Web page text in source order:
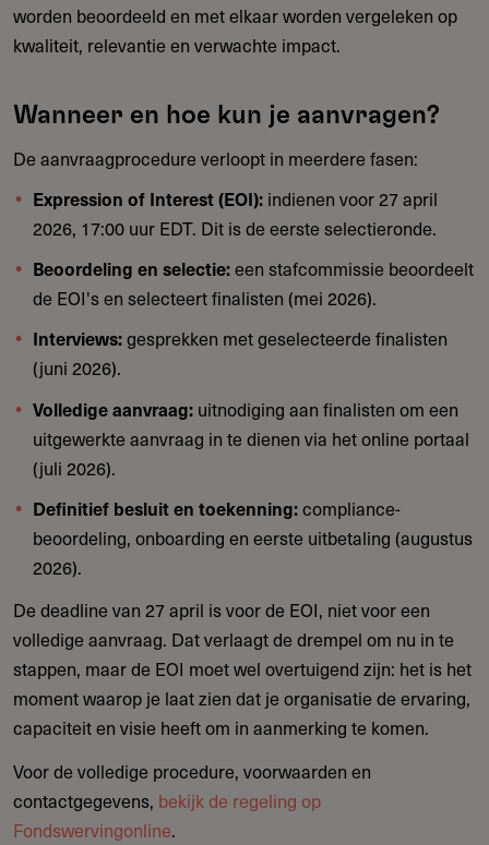
worden beoordeeld en met elkaar worden vergeleken op
kwaliteit, relevantie en verwachte impact.
Wanneer en hoe kun je aanvragen?
De aanvraagprocedure verloopt in meerdere fasen:
Expression of Interest (EOI):indienen voor 27 april
2026, 17:00 uur EDT. Dit is de eerste selectieronde.
Beoordeling en selectie:een stafcommissie beoordeelt
de EOI's en selecteert finalisten (mei 2026).
Interviews:gesprekken met geselecteerde finalisten
(juni 2026).
Volledige aanvraag:uitnodiging aan finalisten om een
uitgewerkte aanvraag in te dienen via het online portaal
(juli 2026).
Definitief besluit en toekenning:compliance-
beoordeling, onboarding en eerste uitbetaling (augustus
2026).
De deadline van 27 april is voor de EOI, niet voor een
volledige aanvraag. Dat verlaagt de drempel om nu in te
stappen, maar de EOI moet wel overtuigend zijn: het is het
moment waarop je laat zien dat je organisatie de ervaring,
capaciteit en visie heeft om in aanmerking te komen.
Voor de volledige procedure, voorwaarden en
contactgegevens, bekijk de regeling op
Fondswervingonline.